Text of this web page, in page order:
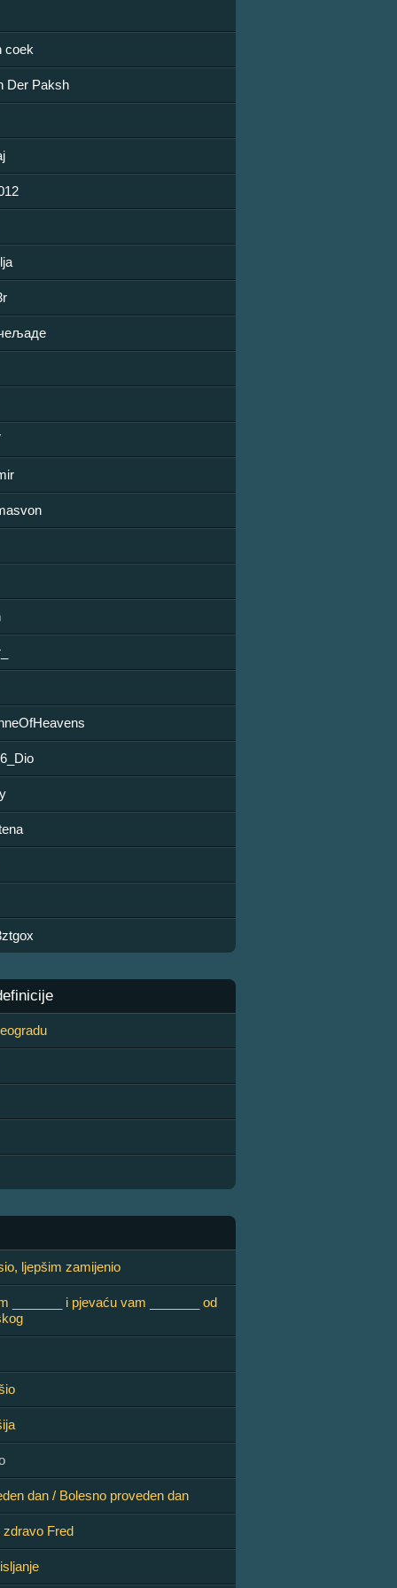
coek
Der Paksh
ljepšim zamijenio
_______ i pjevaću vam _______ od
dan / Bolesno proveden dan
zdravo Fred